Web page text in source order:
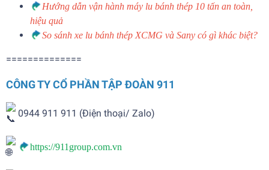
Hướng dẫn vận hành máy lu bánh thép 10 tấn an toàn,
hiệu quả
So sánh xe lu bánh thép XCMG và Sany có gì khác biệt?
==============
CÔNG TY CỔ PHẦN TẬP ĐOÀN 911
0944 911 911 (Điện thoại/ Zalo)
https://911group.com.vn